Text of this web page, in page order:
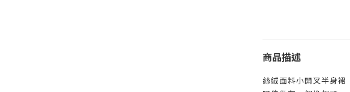
商品描述
絲絨面料小開叉半身裙